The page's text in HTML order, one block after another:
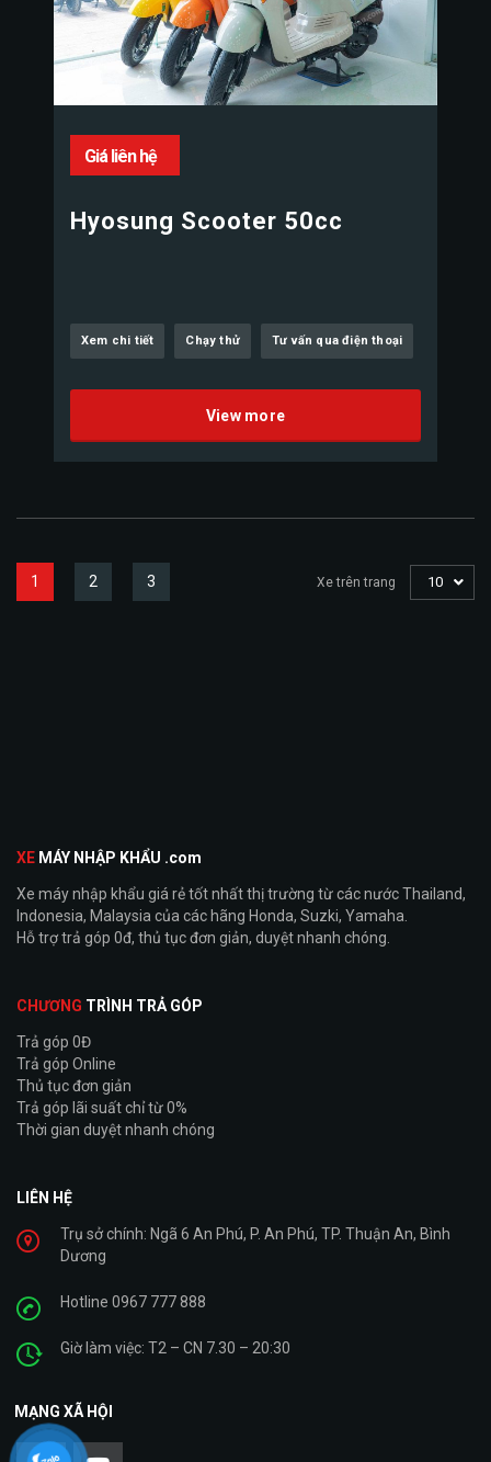
Giá liên hệ
Hyosung Scooter 50cc
Xem chi tiết Chạy thử Tư vấn qua điện thoại
View more
1 2 3 Xe trên trang 10
XE MÁY NHẬP KHẨU .com
Xe máy nhập khẩu giá rẻ tốt nhất thị trường từ các nước Thailand,
Indonesia, Malaysia của các hãng Honda, Suzki, Yamaha.
Hỗ trợ trả góp 0đ, thủ tục đơn giản, duyệt nhanh chóng.
CHƯƠNG TRÌNH TRẢ GÓP
Trả góp 0Đ
Trả góp Online
Thủ tục đơn giản
Trả góp lãi suất chỉ từ 0%
Thời gian duyệt nhanh chóng
LIÊN HỆ
Trụ sở chính: Ngã 6 An Phú, P. An Phú, TP. Thuận An, Bình
Dương
Hotline 0967 777 888
Giờ làm việc: T2 – CN 7.30 – 20:30
MẠNG XÃ HỘI